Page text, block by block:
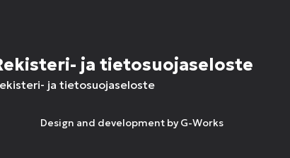
ja tietosuojaseloste
ja tietosuojaseloste
Design and development by G-Works